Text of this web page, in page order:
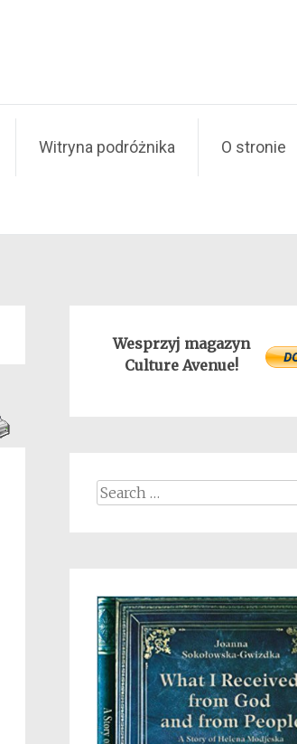
Witryna podróżnika O stronie
Wesprzyj magazyn
Culture Avenue!
Search